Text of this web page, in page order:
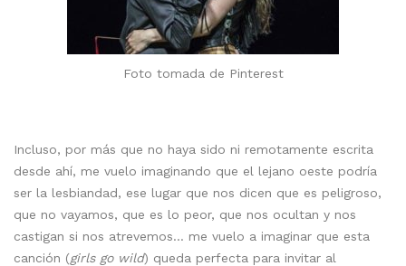
Foto tomada de Pinterest
Incluso, por más que no haya sido ni remotamente escrita
desde ahí, me vuelo imaginando que el lejano oeste podría
ser la lesbiandad, ese lugar que nos dicen que es peligroso,
que no vayamos, que es lo peor, que nos ocultan y nos
castigan si nos atrevemos… me vuelo a imaginar que esta
canción (girls go wild) queda perfecta para invitar al